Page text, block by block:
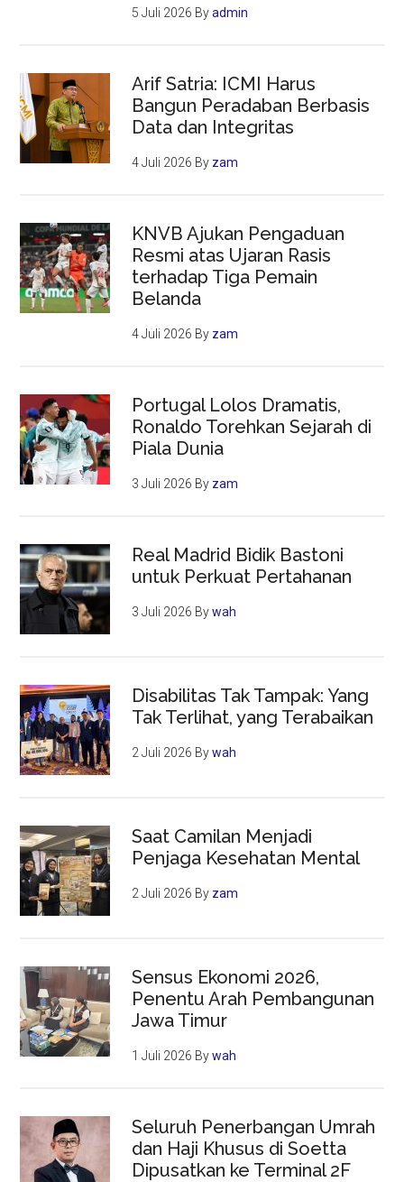
5 Juli 2026 Byadmin
Arif Satria: ICMI Harus
Bangun Peradaban Berbasis
Data dan Integritas
4 Juli 2026 By zam
KNVB Ajukan Pengaduan
Resmi atas Ujaran Rasis
terhadap Tiga Pemain
Belanda
4 Juli 2026 By zam
Portugal Lolos Dramatis,
Ronaldo Torehkan Sejarah di
Piala Dunia
3 Juli 2026 By zam
Real Madrid Bidik Bastoni
untuk Perkuat Pertahanan
3 Juli 2026 Bywah
Disabilitas Tak Tampak: Yang
Tak Terlihat, yang Terabaikan
2 Juli 2026 Bywah
Saat Camilan Menjadi
Penjaga Kesehatan Mental
2 Juli 2026 By zam
Sensus Ekonomi 2026,
Penentu Arah Pembangunan
Jawa Timur
1 Juli 2026 Bywah
Seluruh Penerbangan Umrah
dan Haji Khusus di Soetta
Dipusatkan ke Terminal 2F